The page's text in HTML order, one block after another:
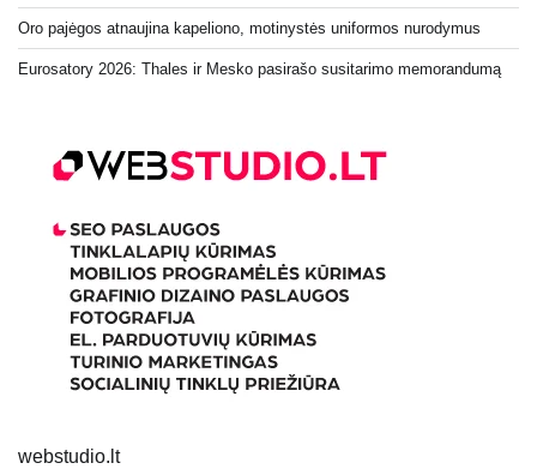
Oro pajėgos atnaujina kapeliono, motinystės uniformos nurodymus
Eurosatory 2026: Thales ir Mesko pasirašo susitarimo memorandumą
webstudio.lt